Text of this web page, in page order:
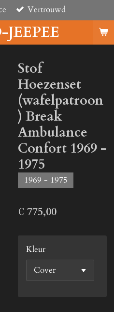
Vertrouwd
Stof
Hoezenset
(wafelpatroon
) Break
Ambulance
Confort 1969 -
1975
1969 - 1975
€ 775,00
Kleur